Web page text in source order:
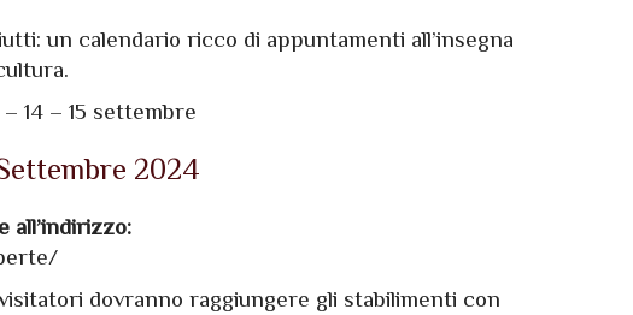
un calendario ricco di appuntamenti all’insegna
14 – 15 settembre
2024
all’indirizzo:
dovranno raggiungere gli stabilimenti con